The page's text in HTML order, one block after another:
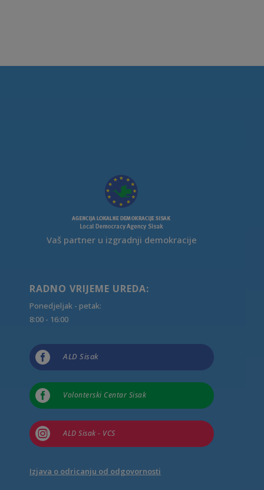
Vaš partner u izgradnji demokracije
RADNO VRIJEME UREDA:
Ponedjeljak - petak:
8:00 - 16:00
 ALD Sisak
 Volonterski Centar Sisak
 ALD Sisak - VCS
Izjava o odricanju od odgovornosti